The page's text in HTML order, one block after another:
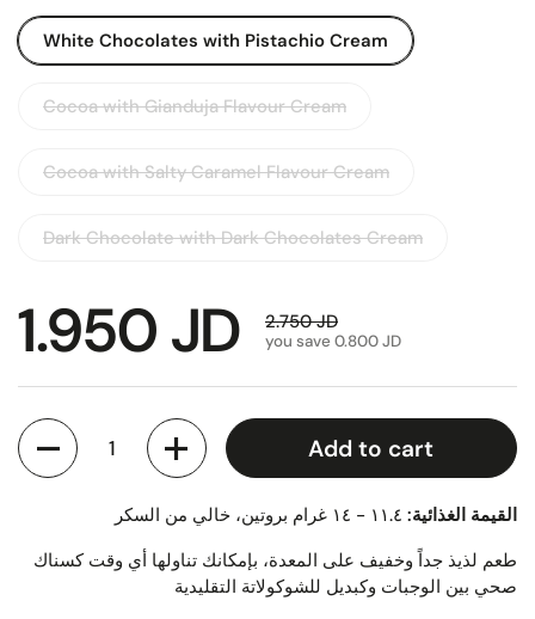
White Chocolates with Pistachio Cream
Cocoa with Gianduja Flavour Cream
Cocoa with Salty Caramel Flavour Cream
Dark Chocolate with Dark Chocolates Cream
1.950 JD 2.750 JD
you save 0.800 JD
Quantity
Add to cart
القيمة الغذائية:
طعم لذيذ جداً وخفيف على المعدة، بإمكانك تناولها أي وقت كسناك
صحي بين الوجبات وكبديل للشوكولاتة التقليدية